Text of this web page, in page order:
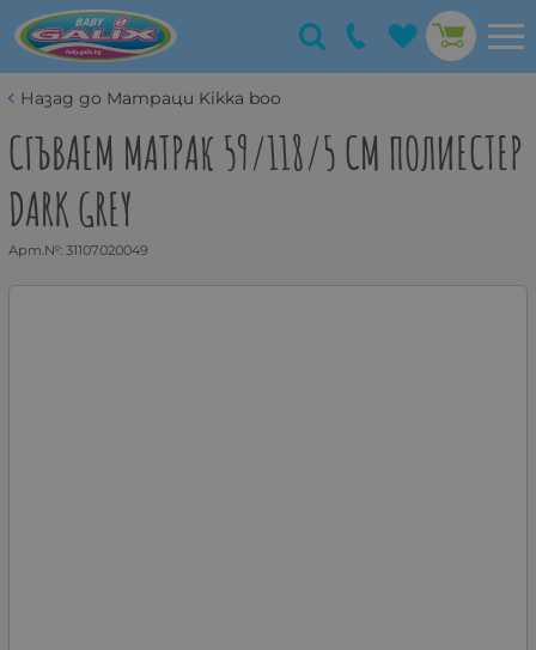
Назад до Матраци Kikka boo
СГЪВАЕМ МАТРАК 59/118/5 СМ ПОЛИЕСТЕР
DARK GREY
Арт.№: 31107020049